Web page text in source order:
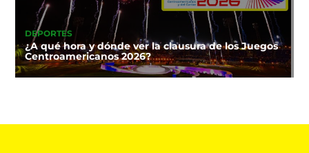
DEPORTES
¿A qué hora y dónde ver la clausura de los Juegos
Centroamericanos 2026?